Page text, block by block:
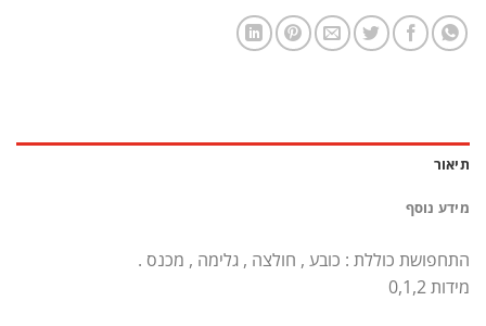
תיאור
מידע נוסף
התחפושת כוללת : כובע , חולצה , גלימה , מכנס .
מידות 0,1,2